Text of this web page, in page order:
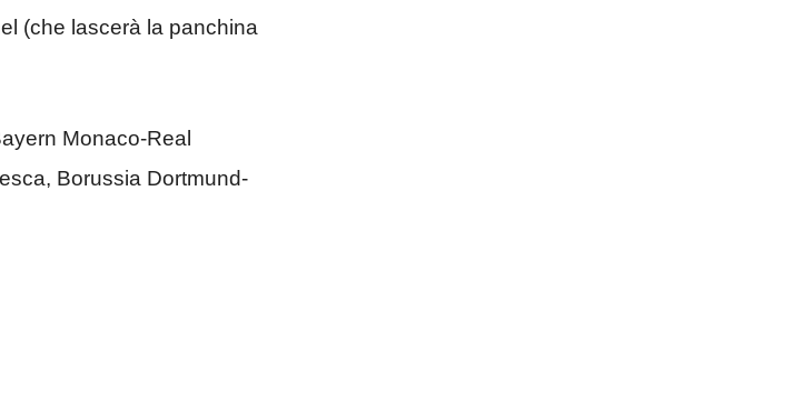
(che lascerà la panchina
Monaco-Real
Borussia Dortmund-